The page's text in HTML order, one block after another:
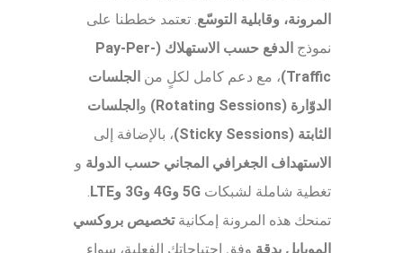
المرونة، وقابلية التوسّع . تعتمد خططنا على
نموذج
الدفع حسب الاستهلاك (Pay-Per-
Traffic) ، مع دعم كامل لكلٍ من الجلسات
الدوّارة (Rotating Sessions)
والجلسات
الثابتة (Sticky Sessions)
، بالإضافة إلى
الاستهداف الجغرافي المجاني حسب الدولة و
تغطية شاملة لشبكات 5G و4G و3G وLTE
تمنحك هذه المرونة إمكانيةتخصيص بروكسي
الموبايل بدقة وفق احتياجاتك الفعلية، سواء